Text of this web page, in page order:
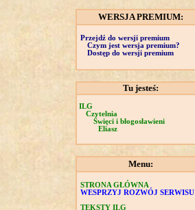
WERSJA PREMIUM:
Przejdź do wersji premium
Czym jest wersja premium?
Dostęp do wersji premium
Tu jesteś:
ILG
Czytelnia
Święci i błogosławieni
Eliasz
Menu:
STRONA GŁÓWNA
WESPRZYJ ROZWÓJ SERWISU
TEKSTY ILG